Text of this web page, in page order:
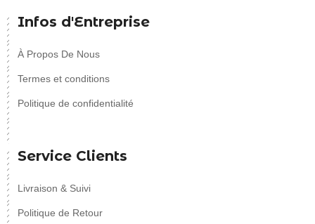
Infos d'Entreprise
À Propos De Nous
Termes et conditions
Politique de confidentialité
Service Clients
Livraison & Suivi
Politique de Retour